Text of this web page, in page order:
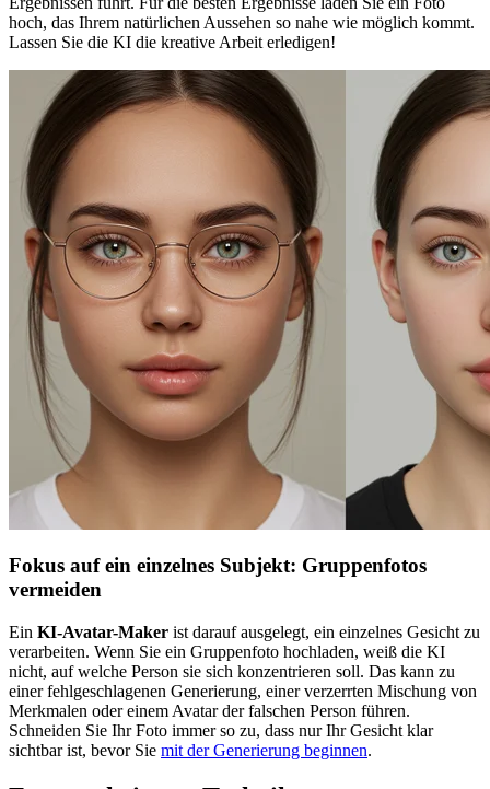
hoch, das Ihrem natürlichen Aussehen so nahe wie möglich kommt.
Lassen Sie die KI die kreative Arbeit erledigen!
Fokus auf ein einzelnes Subjekt: Gruppenfotos
vermeiden
Ein KI-Avatar-Maker ist darauf ausgelegt, ein einzelnes Gesicht zu
verarbeiten. Wenn Sie ein Gruppenfoto hochladen, weiß die KI
nicht, auf welche Person sie sich konzentrieren soll. Das kann zu
einer fehlgeschlagenen Generierung, einer verzerrten Mischung von
Merkmalen oder einem Avatar der falschen Person führen.
Schneiden Sie Ihr Foto immer so zu, dass nur Ihr Gesicht klar
sichtbar ist, bevor Sie mit der Generierung beginnen.